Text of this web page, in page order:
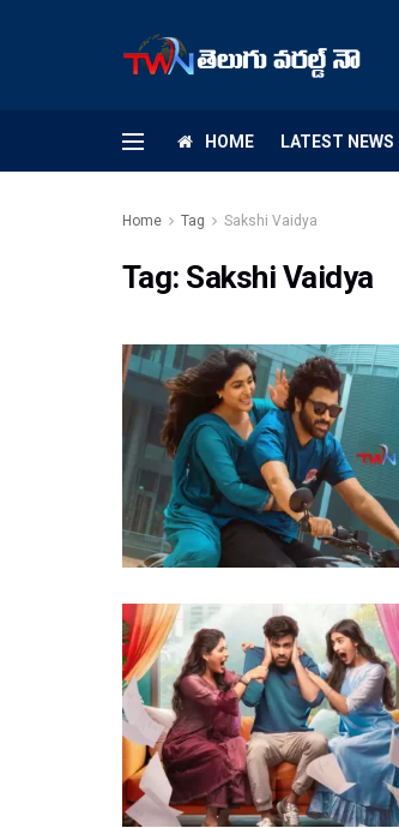
HOME LATEST NEWS
Home Tag Sakshi Vaidya
Tag: Sakshi Vaidya